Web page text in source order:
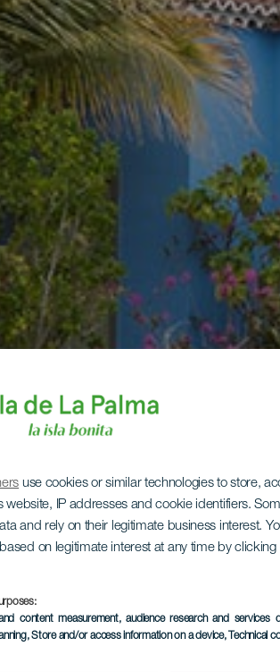
use cookies or similar technologies to store,
website, IP addresses and cookie identifiers.
and rely on their legitimate business interest.
on legitimate interest at any time by clicking
content measurement, audience research and services
, Store and/or access information on a device, Technical